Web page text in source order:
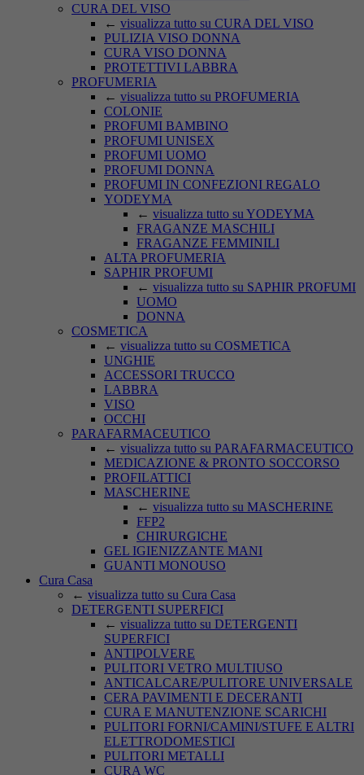
CURA DEL VISO
← visualizza tutto su CURA DEL VISO
PULIZIA VISO DONNA
CURA VISO DONNA
PROTETTIVI LABBRA
PROFUMERIA
← visualizza tutto su PROFUMERIA
COLONIE
PROFUMI BAMBINO
PROFUMI UNISEX
PROFUMI UOMO
PROFUMI DONNA
PROFUMI IN CONFEZIONI REGALO
YODEYMA
← visualizza tutto su YODEYMA
FRAGANZE MASCHILI
FRAGANZE FEMMINILI
ALTA PROFUMERIA
SAPHIR PROFUMI
← visualizza tutto su SAPHIR PROFUMI
UOMO
DONNA
COSMETICA
← visualizza tutto su COSMETICA
UNGHIE
ACCESSORI TRUCCO
LABBRA
VISO
OCCHI
PARAFARMACEUTICO
← visualizza tutto su PARAFARMACEUTICO
MEDICAZIONE & PRONTO SOCCORSO
PROFILATTICI
MASCHERINE
← visualizza tutto su MASCHERINE
FFP2
CHIRURGICHE
GEL IGIENIZZANTE MANI
GUANTI MONOUSO
Cura Casa
← visualizza tutto su Cura Casa
DETERGENTI SUPERFICI
← visualizza tutto su DETERGENTI
SUPERFICI
ANTIPOLVERE
PULITORI VETRO MULTIUSO
ANTICALCARE/PULITORE UNIVERSALE
CERA PAVIMENTI E DECERANTI
CURA E MANUTENZIONE SCARICHI
PULITORI FORNI/CAMINI/STUFE E ALTRI
ELETTRODOMESTICI
PULITORI METALLI
CURA WC